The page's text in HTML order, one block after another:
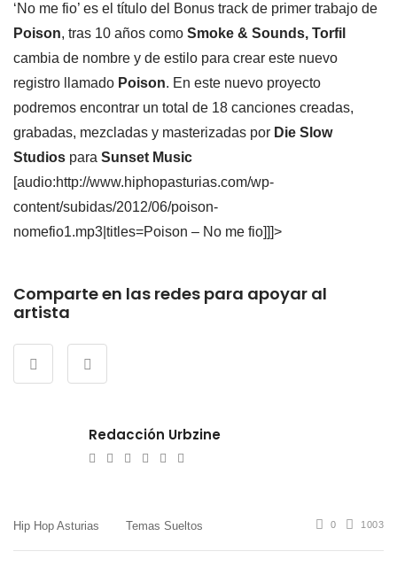
‘No me fio’ es el título del Bonus track de primer trabajo de
Poison, tras 10 años como Smoke & Sounds, Torfil
cambia de nombre y de estilo para crear este nuevo
registro llamado Poison. En este nuevo proyecto
podremos encontrar un total de 18 canciones creadas,
grabadas, mezcladas y masterizadas por Die Slow
Studios para Sunset Music
[audio:http://www.hiphopasturias.com/wp-
content/subidas/2012/06/poison-
nomefio1.mp3|titles=Poison – No me fio]]]>
Comparte en las redes para apoyar al
artista
Redacción Urbzine
WebsiteTwitterFacebook
Youtube
Hip Hop Asturias Temas Sueltos 0 1003